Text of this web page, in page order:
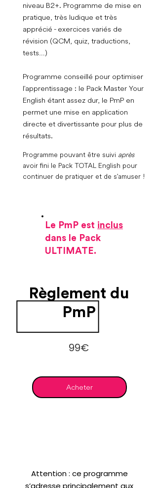
niveau B2+. Programme de mise en
pratique, très ludique et très
apprécié - exercices variés de
révision (QCM, quiz, traductions,
tests…)
Programme conseillé pour optimiser
l’apprentissage : le Pack Master Your
English étant assez dur, le PmP en
permet une mise en application
directe et divertissante pour plus de
résultats.
Programme pouvant être suivi après
avoir fini le Pack TOTAL English pour
continuer de pratiquer et de s'amuser !
Le PmP est inclus
dans le Pack
ULTIMATE.
Règlement du
PmP
Acheter
99€
Attention : ce programme
s’adresse principalement aux